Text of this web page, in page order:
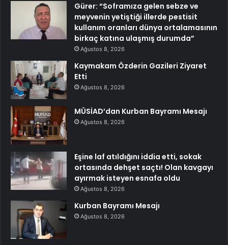
Gürer: “Soframıza gelen sebze ve
meyvenin yetiştiği illerde pestisit
kullanım oranları dünya ortalamasının
birkaç katına ulaşmış durumda”
Ağustos 8, 2026
Kaymakam Özderin Gazileri Ziyaret
Etti
Ağustos 8, 2026
MÜSİAD’dan Kurban Bayramı Mesajı
Ağustos 8, 2026
Eşine laf atıldığını iddia etti, sokak
ortasında dehşet saçtı! Olan kavgayı
ayırmak isteyen esnafa oldu
Ağustos 8, 2026
Kurban Bayramı Mesajı
Ağustos 8, 2026